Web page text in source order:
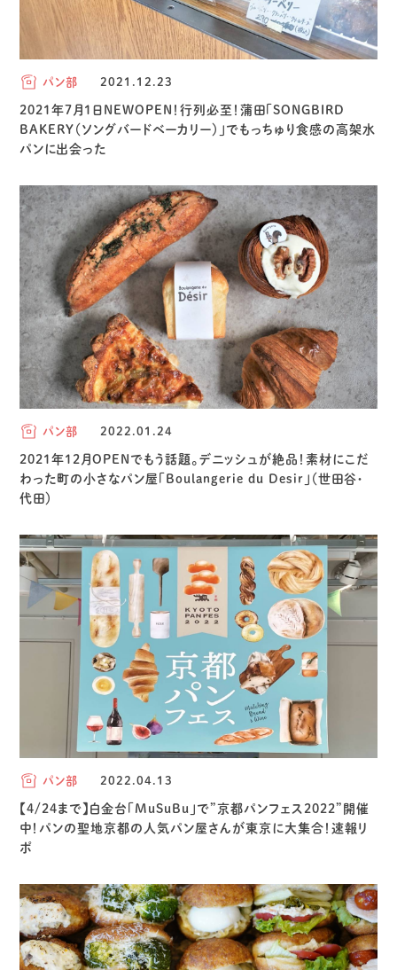
パン部 2021.12.23
2021年7月1日NEWOPEN！行列必至！蒲田「SONGBIRD
BAKERY（ソングバードベーカリー）」でもっちゅり食感の高架水
パンに出会った
パン部 2022.01.24
2021年12月OPENでもう話題。デニッシュが絶品！素材にこだ
わった町の小さなパン屋「Boulangerie du Desir」（世田谷・
代田）
パン部 2022.04.13
【4/24まで】白金台「MuSuBu」で”京都パンフェス2022”開催
中！パンの聖地京都の人気パン屋さんが東京に大集合！速報リ
ポ